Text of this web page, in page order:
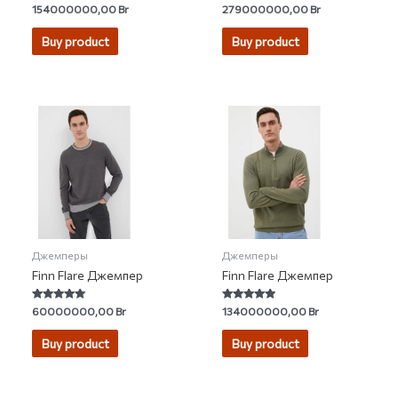
Rated
4.64
out of 5
154000000,00Br
Buy product
Rated
5.00
out of 5
279000000,00Br
Buy product
Джемперы
Finn Flare Джемпер
Rated
5.00
out of 5
60000000,00Br
Buy product
Джемперы
Finn Flare Джемпер
Rated
4.70
out of 5
134000000,00Br
Buy product